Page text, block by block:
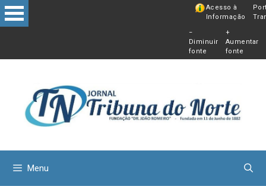
Pular
para
Acesso à
Informação
−
Diminuir
fonte
+
Aumentar
fonte
Menu